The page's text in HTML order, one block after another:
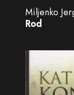
Miljenko
Rod